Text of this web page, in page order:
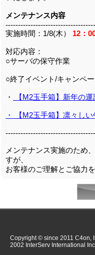
メンテナンス内容
実施時間：1/8(木） 12：
対応内容：
○サーバの保守作業
○終了イベント/キャンペ
・ 【M2玉手箱】新年の
・ 【M2玉手箱】凛々しい
メンテナンス実施のため
すが、
お客様のご理解とご協力
Copyright © since 2011 C4on,
2002 InterServ International